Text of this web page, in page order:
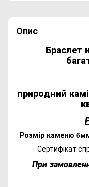
Опис
Браслет
природний
Розмір каменю
Сертифікат
При